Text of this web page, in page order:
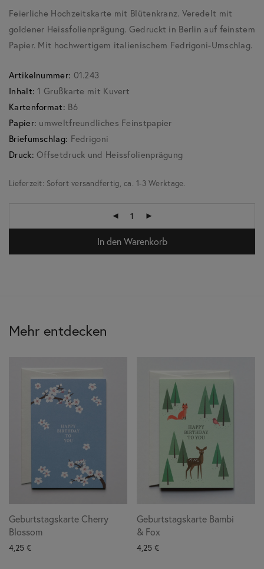
Feierliche Hochzeitskarte mit Blütenkranz. Veredelt mit
goldener Heissfolienprägung. Gedruckt in Berlin auf feinstem
Papier. Mit hochwertigem italienischem Fedrigoni-Umschlag.
Artikelnummer: 01.243
Inhalt: 1 Grußkarte mit Kuvert
Kartenformat: B6
Papier: umweltfreundliches Feinstpapier
Briefumschlag: Fedrigoni
Druck: Offsetdruck und Heissfolienprägung
Lieferzeit: Sofort versandfertig, ca. 1-3 Werktage.
In den Warenkorb
Mehr entdecken
Geburtstagskarte Cherry
Blossom
4,25 €
Geburtstagskarte Bambi
& Fox
4,25 €